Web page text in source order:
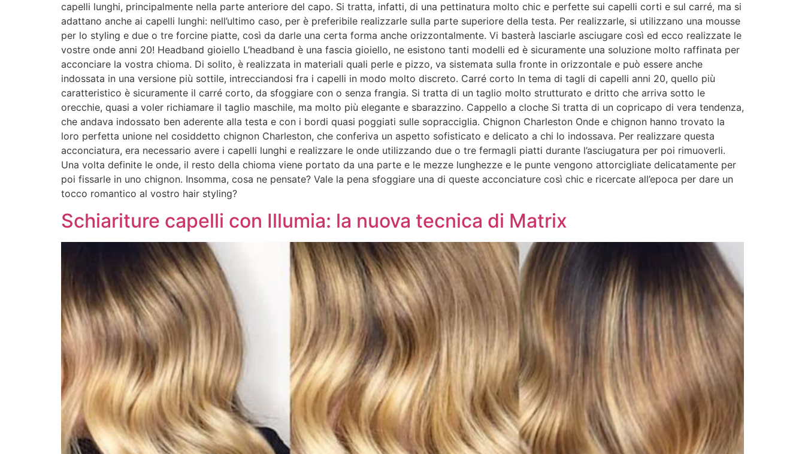
capelli lunghi, principalmente nella parte anteriore del capo. Si tratta, infatti, di una pettinatura molto chic e perfette sui capelli corti e sul carré, ma si
adattano anche ai capelli lunghi: nell’ultimo caso, per è preferibile realizzarle sulla parte superiore della testa. Per realizzarle, si utilizzano una mousse
per lo styling e due o tre forcine piatte, così da darle una certa forma anche orizzontalmente. Vi basterà lasciarle asciugare così ed ecco realizzate le
vostre onde anni 20! Headband gioiello L’headband è una fascia gioiello, ne esistono tanti modelli ed è sicuramente una soluzione molto raffinata per
acconciare la vostra chioma. Di solito, è realizzata in materiali quali perle e pizzo, va sistemata sulla fronte in orizzontale e può essere anche
indossata in una versione più sottile, intrecciandosi fra i capelli in modo molto discreto. Carré corto In tema di tagli di capelli anni 20, quello più
caratteristico è sicuramente il carré corto, da sfoggiare con o senza frangia. Si tratta di un taglio molto strutturato e dritto che arriva sotto le
orecchie, quasi a voler richiamare il taglio maschile, ma molto più elegante e sbarazzino. Cappello a cloche Si tratta di un copricapo di vera tendenza,
che andava indossato ben aderente alla testa e con i bordi quasi poggiati sulle sopracciglia. Chignon Charleston Onde e chignon hanno trovato la
loro perfetta unione nel cosiddetto chignon Charleston, che conferiva un aspetto sofisticato e delicato a chi lo indossava. Per realizzare questa
acconciatura, era necessario avere i capelli lunghi e realizzare le onde utilizzando due o tre fermagli piatti durante l’asciugatura per poi rimuoverli.
Una volta definite le onde, il resto della chioma viene portato da una parte e le mezze lunghezze e le punte vengono attorcigliate delicatamente per
poi fissarle in uno chignon. Insomma, cosa ne pensate? Vale la pena sfoggiare una di queste acconciature così chic e ricercate all’epoca per dare un
tocco romantico al vostro hair styling?
Schiariture capelli con Illumia: la nuova tecnica di Matrix